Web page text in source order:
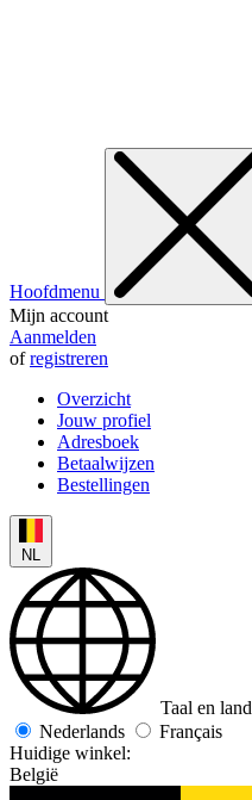
Hoofdmenu
Mijn account
Aanmelden
ofregistreren
Overzicht
Jouw profiel
Adresboek
Betaalwijzen
Bestellingen
NL
Taal en land
Nederlands
Français
Huidige winkel:
België